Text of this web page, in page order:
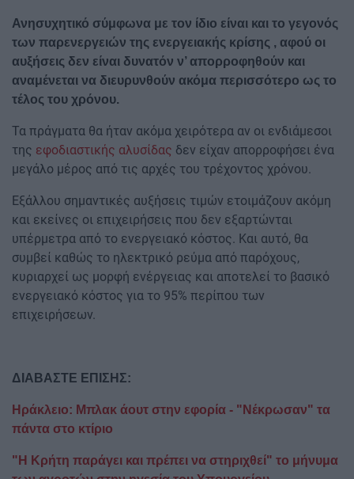
Ανησυχητικό σύμφωνα με τον ίδιο είναι και το γεγονός
των παρενεργειών της ενεργειακής κρίσης , αφού οι
αυξήσεις δεν είναι δυνατόν ν’ απορροφηθούν και
αναμένεται να διευρυνθούν ακόμα περισσότερο ως το
τέλος του χρόνου.
Τα πράγματα θα ήταν ακόμα χειρότερα αν οι ενδιάμεσοι
της εφοδιαστικής αλυσίδας δεν είχαν απορροφήσει ένα
μεγάλο μέρος από τις αρχές του τρέχοντος χρόνου.
Εξάλλου σημαντικές αυξήσεις τιμών ετοιμάζουν ακόμη
και εκείνες οι επιχειρήσεις που δεν εξαρτώνται
υπέρμετρα από το ενεργειακό κόστος. Και αυτό, θα
συμβεί καθώς το ηλεκτρικό ρεύμα από παρόχους,
κυριαρχεί ως μορφή ενέργειας και αποτελεί το βασικό
ενεργειακό κόστος για το 95% περίπου των
επιχειρήσεων.
ΔΙΑΒΑΣΤΕ ΕΠΙΣΗΣ:
Ηράκλειο: Μπλακ άουτ στην εφορία - "Νέκρωσαν" τα
πάντα στο κτίριο
"Η Κρήτη παράγει και πρέπει να στηριχθεί" το μήνυμα